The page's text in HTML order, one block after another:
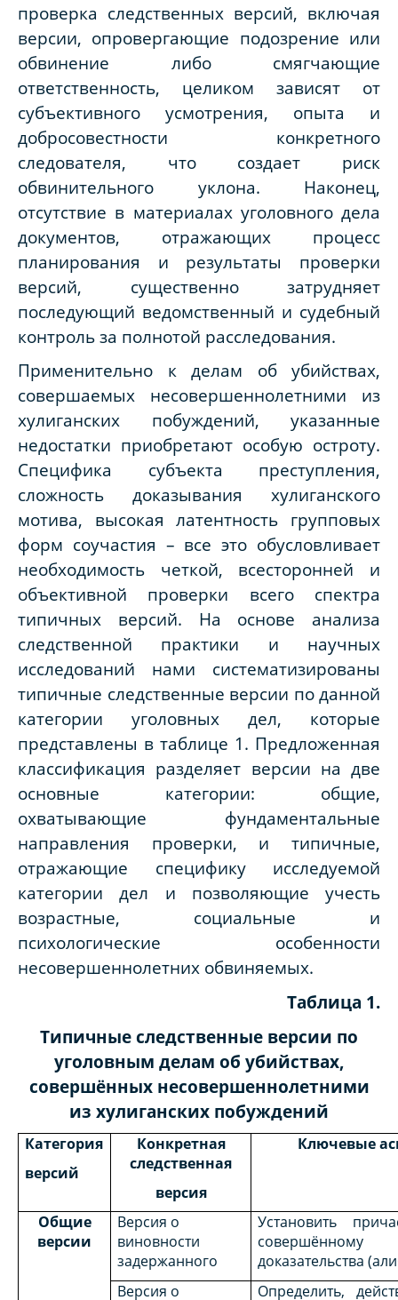
проверка следственных версий, включая
версии, опровергающие подозрение или
обвинение либо смягчающие
ответственность, целиком зависят от
субъективного усмотрения, опыта и
добросовестности конкретного
следователя, что создает риск
обвинительного уклона. Наконец,
отсутствие в материалах уголовного дела
документов, отражающих процесс
планирования и результаты проверки
версий, существенно затрудняет
последующий ведомственный и судебный
контроль за полнотой расследования.
Применительно к делам об убийствах,
совершаемых несовершеннолетними из
хулиганских побуждений, указанные
недостатки приобретают особую остроту.
Специфика субъекта преступления,
сложность доказывания хулиганского
мотива, высокая латентность групповых
форм соучастия – все это обусловливает
необходимость четкой, всесторонней и
объективной проверки всего спектра
типичных версий. На основе анализа
следственной практики и научных
исследований нами систематизированы
типичные следственные версии по данной
категории уголовных дел, которые
представлены в таблице 1. Предложенная
классификация разделяет версии на две
основные категории: общие,
охватывающие фундаментальные
направления проверки, и типичные,
отражающие специфику исследуемой
категории дел и позволяющие учесть
возрастные, социальные и
психологические особенности
несовершеннолетних обвиняемых.
Таблица 1.
Типичные следственные версии по
уголовным делам об убийствах,
совершённых несовершеннолетними
из хулиганских побуждений
Категория
версий
Конкретная
следственная
версия
Ключевые
Общие
версии
Версия о
виновности
задержанного
Установить
совершённому
доказательства
Версия о
Определить,